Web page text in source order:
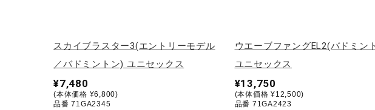
ワーキング
ウォーキングシューズ
ライフスタイルグッズ
インナー
スカイブラスター3(エントリーモデル
／バドミントン) ユニセックス
¥7,480
(本体価格 ¥6,800)
品番 71GA2345
ウエーブファングEL2(バドミン
ユニセックス
¥13,750
(本体価格 ¥12,500)
品番 71GA2423